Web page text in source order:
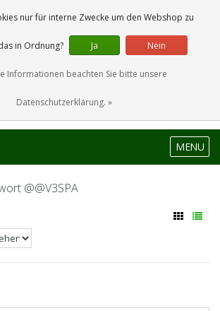
0 Artikel
MENU
@@V3SPA
nur für interne Zwecke um den Webshop zu
in Ordnung? Ja Nein
Informationen beachten Sie bitte unsere
Datenschutzerklärung. »